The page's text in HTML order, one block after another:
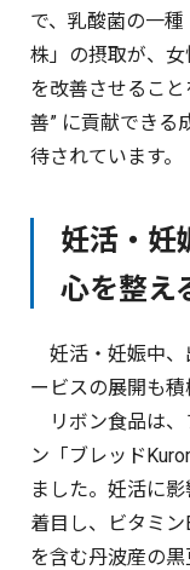
で、乳酸菌の一
株」の摂取が、
を改善させるこ
善” に貢献できる
待されています。
妊活・妊
心を整え
妊活・妊娠中、
ービスの展開も積
リボン食品は、
ン「ブレッド
ました。妊活に
着目し、ビタミ
を含む丹波産の